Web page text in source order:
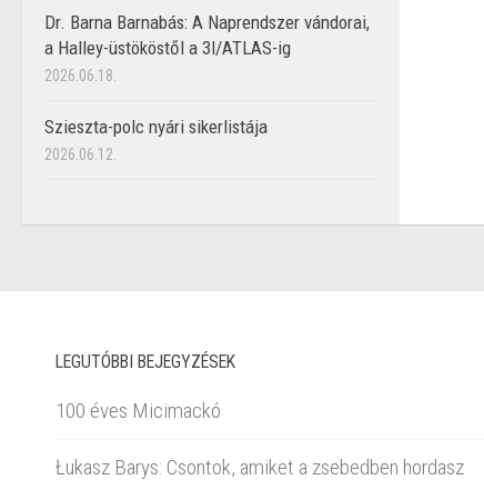
Dr. Barna Barnabás: A Naprendszer vándorai,
a Halley-üstököstől a 3I/ATLAS-ig
2026.06.18.
Szieszta-polc nyári sikerlistája
2026.06.12.
LEGUTÓBBI BEJEGYZÉSEK
100 éves Micimackó
Łukasz Barys: Csontok, amiket a zsebedben hordasz